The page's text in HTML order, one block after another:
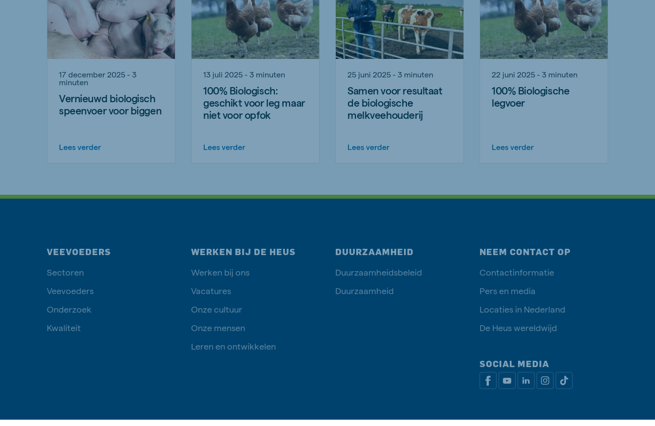
17 december 2025 - 3
minuten
Vernieuwd biologisch
speenvoer voor biggen
Lees verder
13 juli 2025 - 3 minuten
100% Biologisch:
geschikt voor leg maar
niet voor opfok
Lees verder
25 juni 2025 - 3 minuten
Samen voor resultaat
de biologische
melkveehouderij
Lees verder
22 juni 2025 - 3 minuten
100% Biologische
legvoer
Lees verder
VEEVOEDERS
Sectoren
Veevoeders
Onderzoek
Kwaliteit
WERKEN BIJ DE HEUS
Werken bij ons
Vacatures
Onze cultuur
Onze mensen
Leren en ontwikkelen
DUURZAAMHEID
Duurzaamheidsbeleid
Duurzaamheid
NEEM CONTACT OP
Contactinformatie
Pers en media
Locaties in Nederland
De Heus wereldwijd
SOCIAL MEDIA